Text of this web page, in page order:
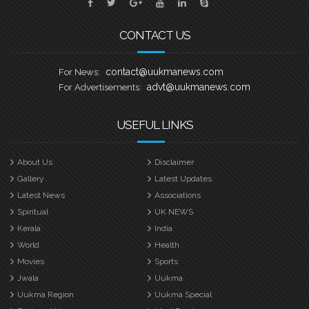
CONTACT US
For News: contact@uukmanews.com
For Advertisements: advt@uukmanews.com
USEFUL LINKS
About Us
Disclaimer
Gallery
Latest Updates
Latest News
Associations
Spiritual
UK NEWS
Kerala
India
World
Health
Movies
Sports
Jwala
Uukma
Uukma Region
Uukma Special